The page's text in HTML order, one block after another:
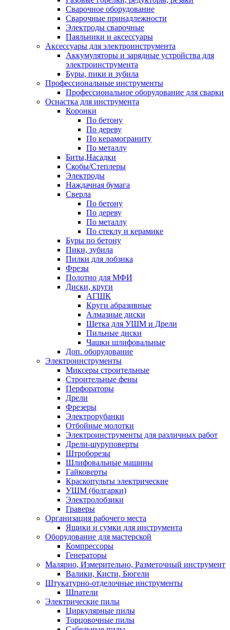
Сварочное оборудование
Сварочные принадлежности
Электроды сварочные
Паяльники и аксессуары
Аксессуары для электроинструмента
Аккумуляторы и зарядные устройства для
электроинструмента
Буры, пики и зубила
Профессиональные инструменты
Профессиональное оборудование для сварки
Оснастка для инструмента
Коронки
По бетону
По дереву
По керамограниту
По металлу
Биты,Насадки
Скобы/Степлеры
Электроды
Наждачная бумага
Сверла
По бетону
По дереву
По металлу
По стеклу и керамике
Буры по бетону
Пики, зубила
Пилки для лобзика
Фрезы
Полотно для МФИ
Диски, круги
АГШК
Круги абразивные
Алмазные диски
Щетка для УШМ и Дрели
Пильные диски
Чашки шлифовальные
Доп. оборудование
Электроинструменты
Миксеры строительные
Строительные фены
Перфораторы
Дрели
Фрезеры
Электрорубанки
Отбойные молотки
Электроинструменты для различных работ
Дрели-шуруповерты
Штроборезы
Шлифовальные машины
Гайковерты
Краскопульты электрические
УШМ (болгарки)
Электролобзики
Граверы
Организация рабочего места
Ящики и сумки для инструмента
Оборудование для мастерской
Компрессоры
Генераторы
Малярно, Измерительно, Разметочный инструмент
Валики, Кисти, Бюгели
Штукатурно-отделочные инструменты
Шпатели
Электрические пилы
Циркулярные пилы
Торцовочные пилы